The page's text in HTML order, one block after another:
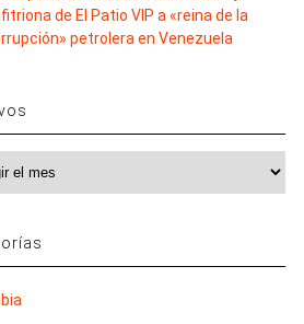
de El Patio VIP a «reina de la
petrolera en Venezuela